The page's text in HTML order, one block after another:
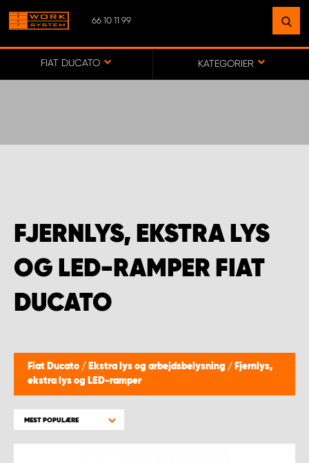
66 10 11 99
FIAT DUCATO KATEGORIER
FJERNLYS, EKSTRA LYS
OG LED-RAMPER FIAT
DUCATO
Fiat Ducato / Ekstra lys og arbejdsbelysning / Fjernlys,
ekstra lys og LED-ramper
MEST POPULÆRE
I NÆRHEDEN AF ​​DIG